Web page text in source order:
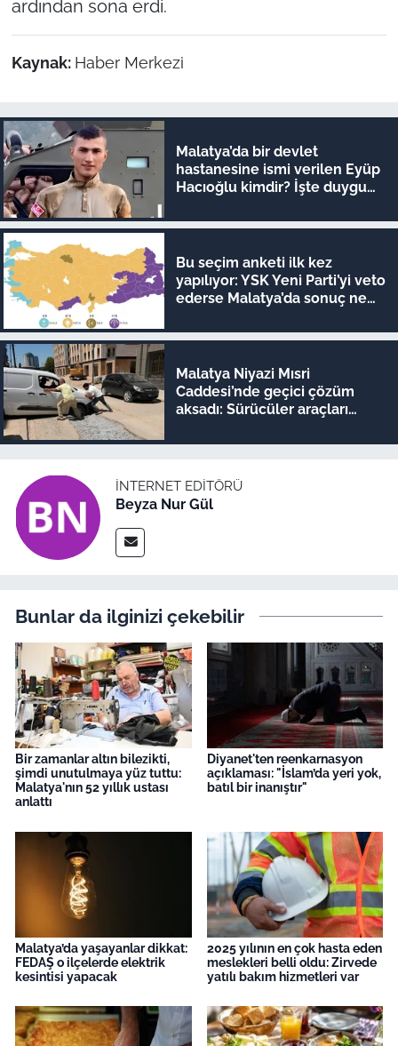
ardından sona erdi.
Kaynak: Haber Merkezi
Malatya’da bir devlet
hastanesine ismi verilen Eyüp
Hacıoğlu kimdir? İşte duygu
Bu seçim anketi ilk kez
yapılıyor: YSK Yeni Parti’yi veto
ederse Malatya’da sonuç ne
Malatya Niyazi Mısri
Caddesi’nde geçici çözüm
aksadı: Sürücüler araçları
İNTERNET EDITÖRÜ
Beyza Nur Gül
Bunlar da ilginizi çekebilir
Bir zamanlar altın bilezikti,
şimdi unutulmaya yüz tuttu:
Malatya'nın 52 yıllık ustası
anlattı
Diyanet'ten reenkarnasyon
açıklaması: "İslam’da yeri yok,
batıl bir inanıştır"
Malatya’da yaşayanlar dikkat:
FEDAŞ o ilçelerde elektrik
kesintisi yapacak
2025 yılının en çok hasta eden
meslekleri belli oldu: Zirvede
yatılı bakım hizmetleri var